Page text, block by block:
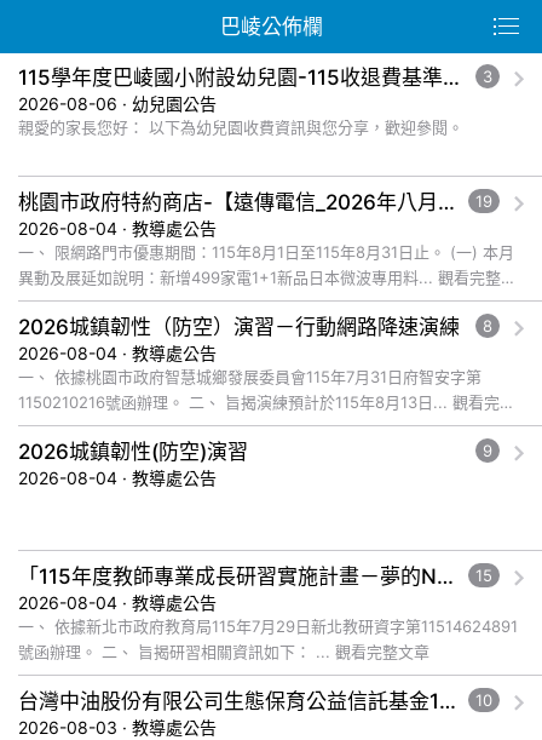
巴崚公佈欄
115學年度巴崚國小附設幼兒園-115收退費基準及減免收費規定公告 3
2026-08-06 · 幼兒園公告
親愛的家長您好： 以下為幼兒園收費資訊與您分享，歡迎參閱。
桃園市政府特約商店-【遠傳電信_2026年八月爸企獻禮優惠活動】福利資訊 19
2026-08-04 · 教導處公告
一、 限網路門市優惠期間：115年8月1日至115年8月31日止。 (一) 本月
異動及展延如說明：新增499家電1+1新品日本微波專用料... 觀看完整文
章
2026城鎮韌性（防空）演習－行動網路降速演練 8
2026-08-04 · 教導處公告
一、 依據桃園市政府智慧城鄉發展委員會115年7月31日府智安字第
1150210216號函辦理。 二、 旨揭演練預計於115年8月13日... 觀看完整
文章
2026城鎮韌性(防空)演習 9
2026-08-04 · 教導處公告
「115年度教師專業成長研習實施計畫－夢的N次方素養工作坊新北場」計畫 15
2026-08-04 · 教導處公告
一、 依據新北市政府教育局115年7月29日新北教研資字第11514624891
號函辦理。 二、 旨揭研習相關資訊如下： ... 觀看完整文章
台灣中油股份有限公司生態保育公益信託基金116年度補助計畫徵件須知 10
2026-08-03 · 教導處公告